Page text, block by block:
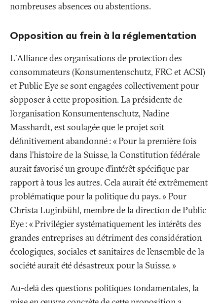
nombreuses absences ou abstentions.
Opposition au frein à la réglementation
L’Alliance des organisations de protection des
consommateurs (Konsumentenschutz, FRC et ACSI)
et Public Eye se sont engagées collectivement pour
s’opposer à cette proposition. La présidente de
l’organisation Konsumentenschutz, Nadine
Masshardt, est soulagée que le projet soit
définitivement abandonné: «Pour la première fois
dans l’histoire de la Suisse, la Constitution fédérale
aurait favorisé un groupe d’intérêt spécifique par
rapport à tous les autres. Cela aurait été extrêmement
problématique pour la politique du pays.» Pour
Christa Luginbühl, membre de la direction de Public
Eye: «Privilégier systématiquement les intérêts des
grandes entreprises au détriment des considération
écologiques, sociales et sanitaires de l’ensemble de la
société aurait été désastreux pour la Suisse.»
Au-delà des questions politiques fondamentales, la